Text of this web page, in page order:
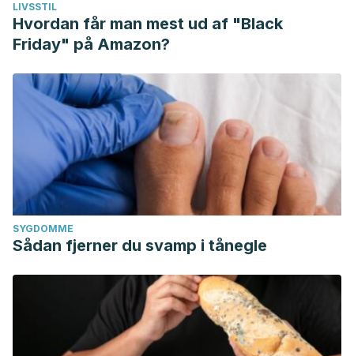
LIVSSTIL
Hvordan får man mest ud af "Black
Friday" på Amazon?
SYGDOMME
Sådan fjerner du svamp i tånegle